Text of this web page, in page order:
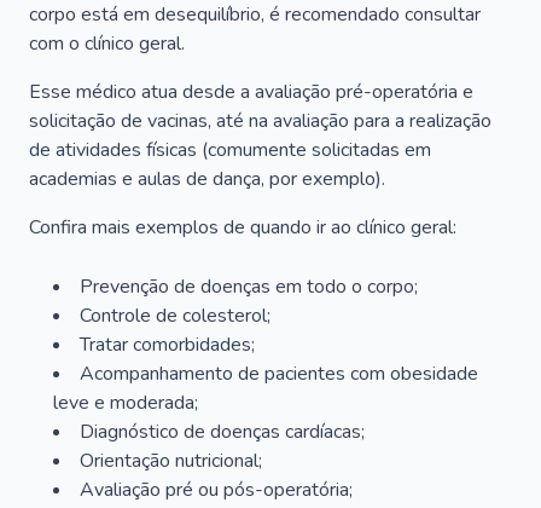
corpo está em desequilíbrio, é recomendado consultar
com o clínico geral.
Esse médico atua desde a avaliação pré-operatória e
solicitação de vacinas, até na avaliação para a realização
de atividades físicas (comumente solicitadas em
academias e aulas de dança, por exemplo).
Confira mais exemplos de quando ir ao clínico geral:
Prevenção de doenças em todo o corpo;
Controle de colesterol;
Tratar comorbidades;
Acompanhamento de pacientes com obesidade
leve e moderada;
Diagnóstico de doenças cardíacas;
Orientação nutricional;
Avaliação pré ou pós-operatória;